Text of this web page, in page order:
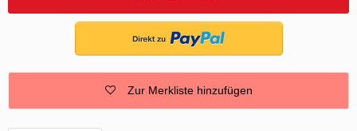
Zur Merkliste hinzufügen